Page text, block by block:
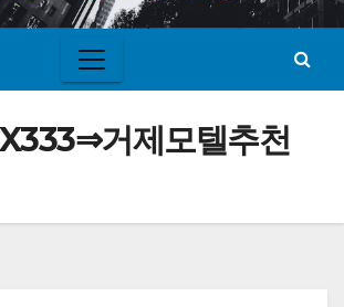
거제모텔추천